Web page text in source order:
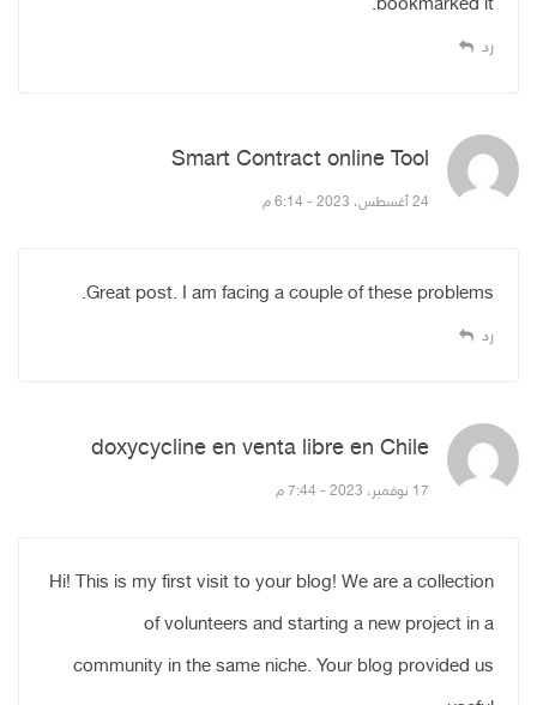
bookmarked it.
رد
Smart Contract online Tool
24 أغسطس، 2023 - 6:14 م
Great post. I am facing a couple of these problems.
رد
doxycycline en venta libre en Chile
17 نوفمبر، 2023 - 7:44 م
Hi! This is my first visit to your blog! We are a collection
of volunteers and starting a new project in a
community in the same niche. Your blog provided us